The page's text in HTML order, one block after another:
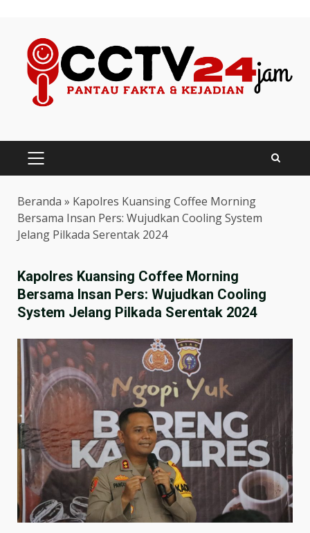
content
PRIMARY
MENU
Beranda » Kapolres Kuansing Coffee Morning
Bersama Insan Pers: Wujudkan Cooling System
Jelang Pilkada Serentak 2024
Kapolres Kuansing Coffee Morning
Bersama Insan Pers: Wujudkan Cooling
System Jelang Pilkada Serentak 2024